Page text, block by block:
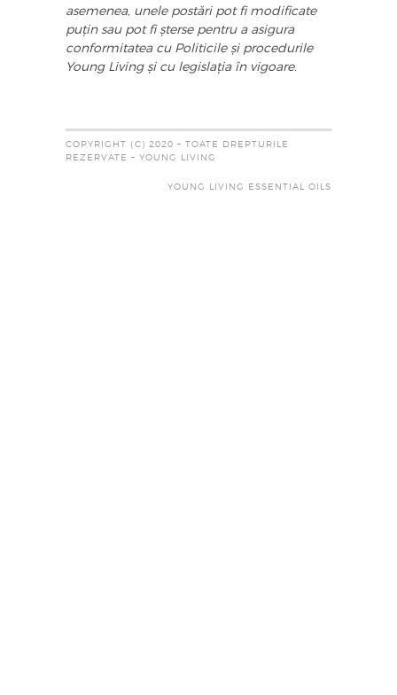
asemenea, unele postări pot fi modificate
puțin sau pot fi șterse pentru a asigura
conformitatea cu Politicile și procedurile
Young Living și cu legislația în vigoare.
COPYRIGHT (C) 2020 – TOATE DREPTURILE
REZERVATE – YOUNG LIVING
YOUNG LIVING ESSENTIAL OILS